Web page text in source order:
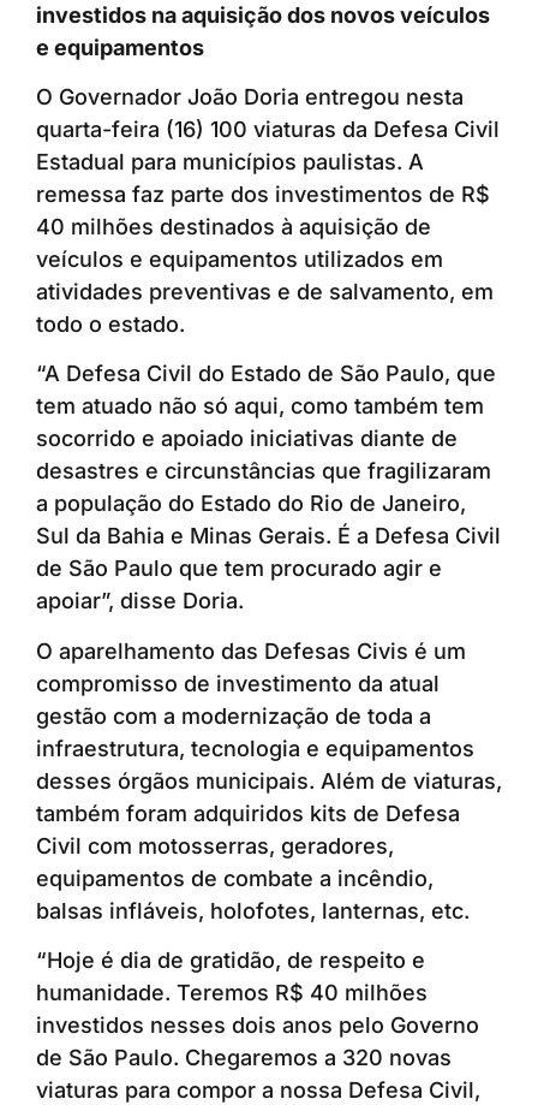
investidos na aquisição dos novos veículos
e equipamentos
O Governador João Doria entregou nesta
quarta-feira (16) 100 viaturas da Defesa Civil
Estadual para municípios paulistas. A
remessa faz parte dos investimentos de R$
40 milhões destinados à aquisição de
veículos e equipamentos utilizados em
atividades preventivas e de salvamento, em
todo o estado.
“A Defesa Civil do Estado de São Paulo, que
tem atuado não só aqui, como também tem
socorrido e apoiado iniciativas diante de
desastres e circunstâncias que fragilizaram
a população do Estado do Rio de Janeiro,
Sul da Bahia e Minas Gerais. É a Defesa Civil
de São Paulo que tem procurado agir e
apoiar”, disse Doria.
O aparelhamento das Defesas Civis é um
compromisso de investimento da atual
gestão com a modernização de toda a
infraestrutura, tecnologia e equipamentos
desses órgãos municipais. Além de viaturas,
também foram adquiridos kits de Defesa
Civil com motosserras, geradores,
equipamentos de combate a incêndio,
balsas infláveis, holofotes, lanternas, etc.
“Hoje é dia de gratidão, de respeito e
humanidade. Teremos R$ 40 milhões
investidos nesses dois anos pelo Governo
de São Paulo. Chegaremos a 320 novas
viaturas para compor a nossa Defesa Civil,